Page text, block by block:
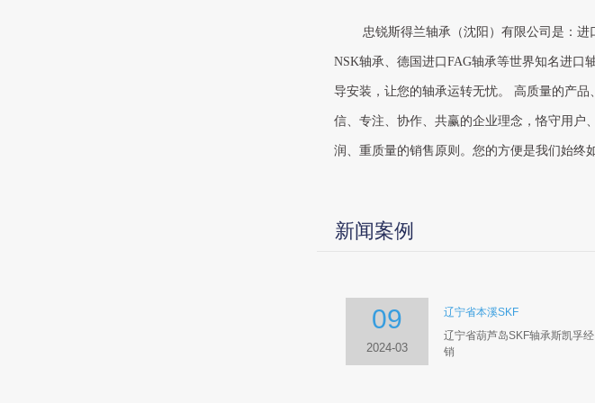
忠锐斯得兰轴承（沈阳）有限公司是：
NSK轴承、德国进口FAG轴承等世界知名进口
导安装，让您的轴承运转无忧。 高质量的产
信、专注、协作、共赢的企业理念，恪守用户
润、重质量的销售原则。您的方便是我们始终
新闻案例
09
2024-03
辽宁省本溪SKF
辽宁省葫芦岛SKF轴承斯凯孚经
销